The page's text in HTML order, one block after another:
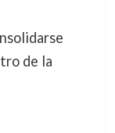
de la